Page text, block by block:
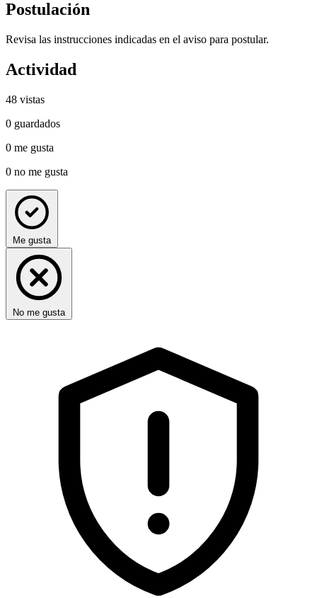
Postulación
Revisa las instrucciones indicadas en el aviso para postular.
Actividad
48 vistas
0 guardados
0 me gusta
0 no me gusta
Me gusta
No me gusta